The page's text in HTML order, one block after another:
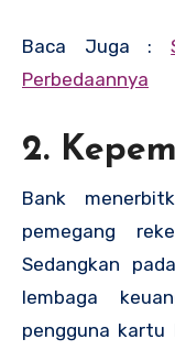
Baca Juga :
Perbedaannya
2.
Bank
pemegang
Sedangkan
lembaga
pengguna